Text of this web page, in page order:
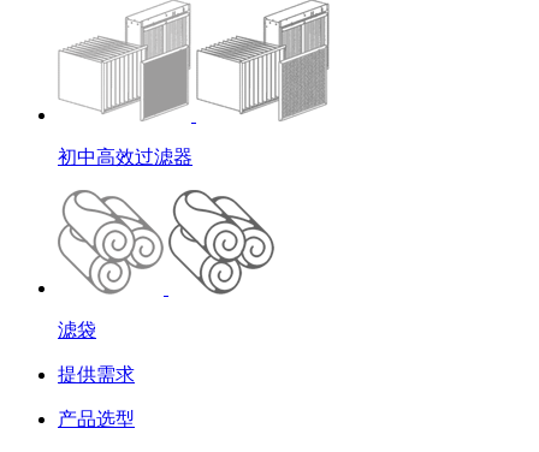
初中高效过滤器
滤袋
提供需求
产品选型